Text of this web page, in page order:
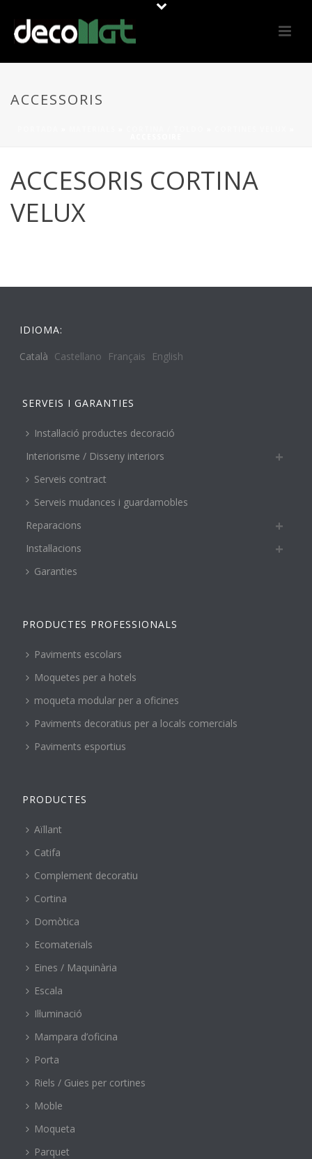
ACCESSORIS
ACCESORIS CORTINA
VELUX
IDIOMA:
Català Castellano Français English
SERVEIS I GARANTIES
Instal·lació productes decoració
Interiorisme / Disseny interiors
Serveis contract
Serveis mudances i guardamobles
Reparacions
Instal·lacions
Garanties
PRODUCTES PROFESSIONALS
Paviments escolars
Moquetes per a hotels
moqueta modular per a oficines
Paviments decoratius per a locals comercials
Paviments esportius
PRODUCTES
Aïllant
Catifa
Complement decoratiu
Cortina
Domòtica
Ecomaterials
Eines / Maquinària
Escala
Il·luminació
Mampara d’oficina
Porta
Riels / Guies per cortines
Moble
Moqueta
Parquet